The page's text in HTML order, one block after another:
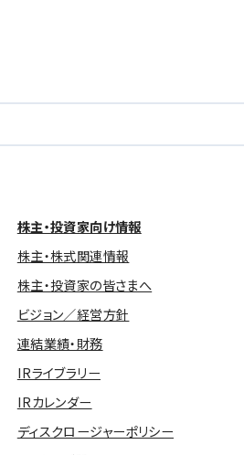
株主・投資家向け情報
株主・株式関連情報
株主・投資家の皆さまへ
ビジョン／経営方針
連結業績・財務
IRライブラリー
IRカレンダー
ディスクロージャーポリシー